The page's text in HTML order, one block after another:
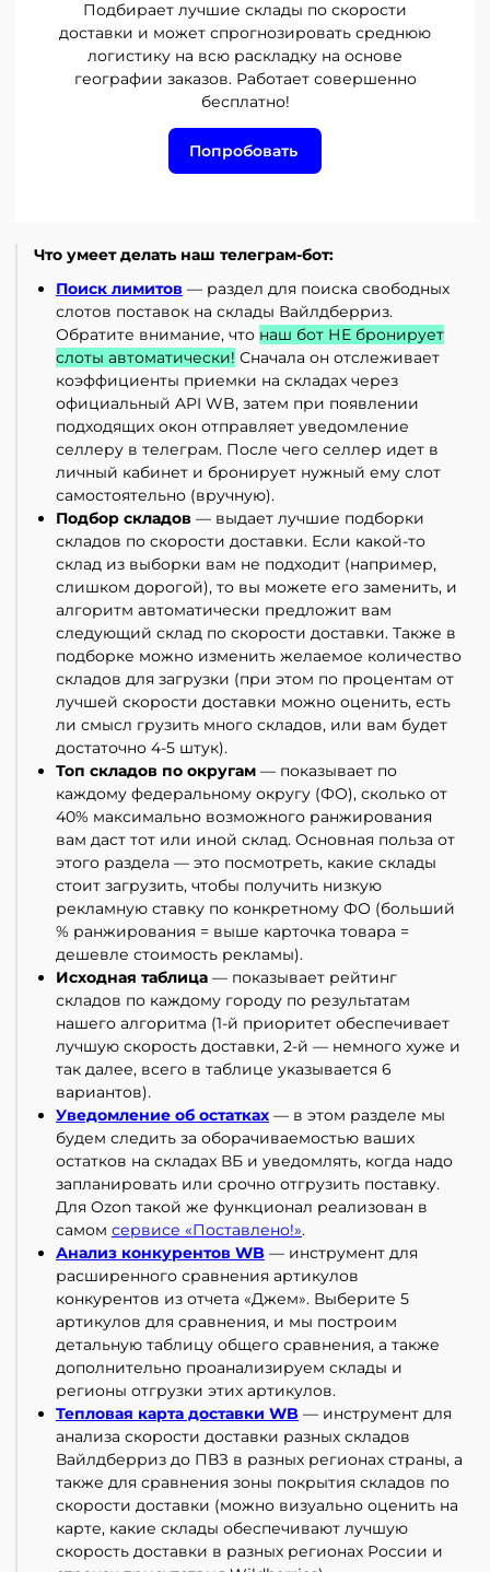
Подбирает лучшие склады по скорости
доставки и может спрогнозировать среднюю
логистику на всю раскладку на основе
географии заказов. Работает совершенно
бесплатно!
Попробовать
Что умеет делать наш телеграм-бот:
Поиск лимитов — раздел для поиска свободных
слотов поставок на склады Вайлдберриз.
Обратите внимание, что наш бот НЕ бронирует
слоты автоматически! Сначала он отслеживает
коэффициенты приемки на складах через
официальный API WB, затем при появлении
подходящих окон отправляет уведомление
селлеру в телеграм. После чего селлер идет в
личный кабинет и бронирует нужный ему слот
самостоятельно (вручную).
Подбор складов — выдает лучшие подборки
складов по скорости доставки. Если какой-то
склад из выборки вам не подходит (например,
слишком дорогой), то вы можете его заменить, и
алгоритм автоматически предложит вам
следующий склад по скорости доставки. Также в
подборке можно изменить желаемое количество
складов для загрузки (при этом по процентам от
лучшей скорости доставки можно оценить, есть
ли смысл грузить много складов, или вам будет
достаточно 4-5 штук).
Топ складов по округам — показывает по
каждому федеральному округу (ФО), сколько от
40% максимально возможного ранжирования
вам даст тот или иной склад. Основная польза от
этого раздела — это посмотреть, какие склады
стоит загрузить, чтобы получить низкую
рекламную ставку по конкретному ФО (больший
% ранжирования = выше карточка товара =
дешевле стоимость рекламы).
Исходная таблица — показывает рейтинг
складов по каждому городу по результатам
нашего алгоритма (1-й приоритет обеспечивает
лучшую скорость доставки, 2-й — немного хуже и
так далее, всего в таблице указывается 6
вариантов).
Уведомление об остатках — в этом разделе мы
будем следить за оборачиваемостью ваших
остатков на складах ВБ и уведомлять, когда надо
запланировать или срочно отгрузить поставку.
Для Ozon такой же функционал реализован в
самом сервисе «Поставлено!».
Анализ конкурентов WB — инструмент для
расширенного сравнения артикулов
конкурентов из отчета «Джем». Выберите 5
артикулов для сравнения, и мы построим
детальную таблицу общего сравнения, а также
дополнительно проанализируем склады и
регионы отгрузки этих артикулов.
Тепловая карта доставки WB — инструмент для
анализа скорости доставки разных складов
Вайлдберриз до ПВЗ в разных регионах страны, а
также для сравнения зоны покрытия складов по
скорости доставки (можно визуально оценить на
карте, какие склады обеспечивают лучшую
скорость доставки в разных регионах России и